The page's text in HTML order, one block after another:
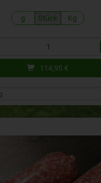
g Stück Kg
114,95 €